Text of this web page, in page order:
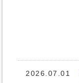
2026.07.01